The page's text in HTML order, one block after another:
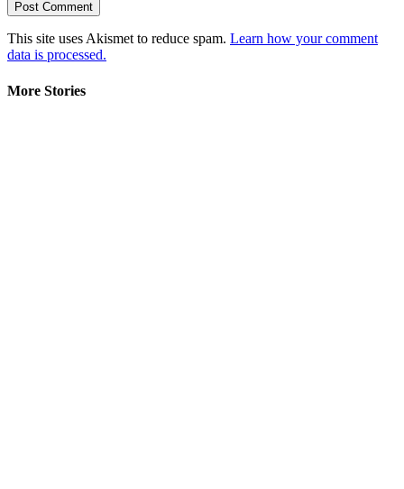
This site uses Akismet to reduce spam. Learn how your comment
data is processed.
More Stories